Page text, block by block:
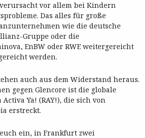
vor allem bei Kindern
Das alles für große
wie die deutsche
Gruppe oder die
EnBW oder RWE weitergereicht
werden.
auch aus dem Widerstand heraus.
gegen Glencore ist die globale
Ya! (RAY!), die sich von
erstreckt.
ein, in Frankfurt zwei